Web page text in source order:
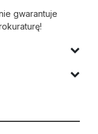
gwarantuje